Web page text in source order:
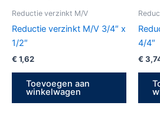
Reductie verzinkt M/V
Reductie verzinkt M/V 3/4″ x
1/2″
€ 1,62
Toevoegen aan
winkelwagen
4/4″
€